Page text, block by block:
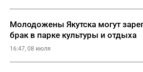
Молодожены Якутска могут
брак в парке культуры и отдыха
16:47, 08 июля